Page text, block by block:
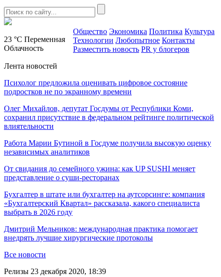
23 °C Переменная
Облачность
Общество Экономика Политика Культура
Технологии Любопытное Контакты
Разместить новость PR у блогеров
Лента новостей
Психолог предложила оценивать цифровое состояние
подростков не по экранному времени
Олег Михайлов, депутат Госдумы от Республики Коми,
сохранил присутствие в федеральном рейтинге политической
влиятельности
Работа Марии Бутиной в Госдуме получила высокую оценку
независимых аналитиков
От свидания до семейного ужина: как UP SUSHI меняет
представление о суши-ресторанах
Бухгалтер в штате или бухгалтер на аутсорсинге: компания
«Бухгалтерский Квартал» рассказала, какого специалиста
выбрать в 2026 году
Дмитрий Мельников: международная практика помогает
внедрять лучшие хирургические протоколы
Все новости
Релизы 23 декабря 2020, 18:39